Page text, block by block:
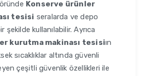
Konserve ürünler
tesisi seralarda ve depo
şekilde kullanılabilir. Ayrıca
kurutma makinası tesisiın
sıcaklıklar altında güvenli
çeşitli güvenlik özellikleri ile